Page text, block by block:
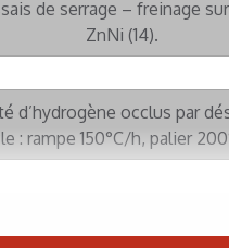
de serrage – freinage
ZnNi (14).
d’hydrogène occlus par
: rampe 150°C/h, palier
limite à la rupture